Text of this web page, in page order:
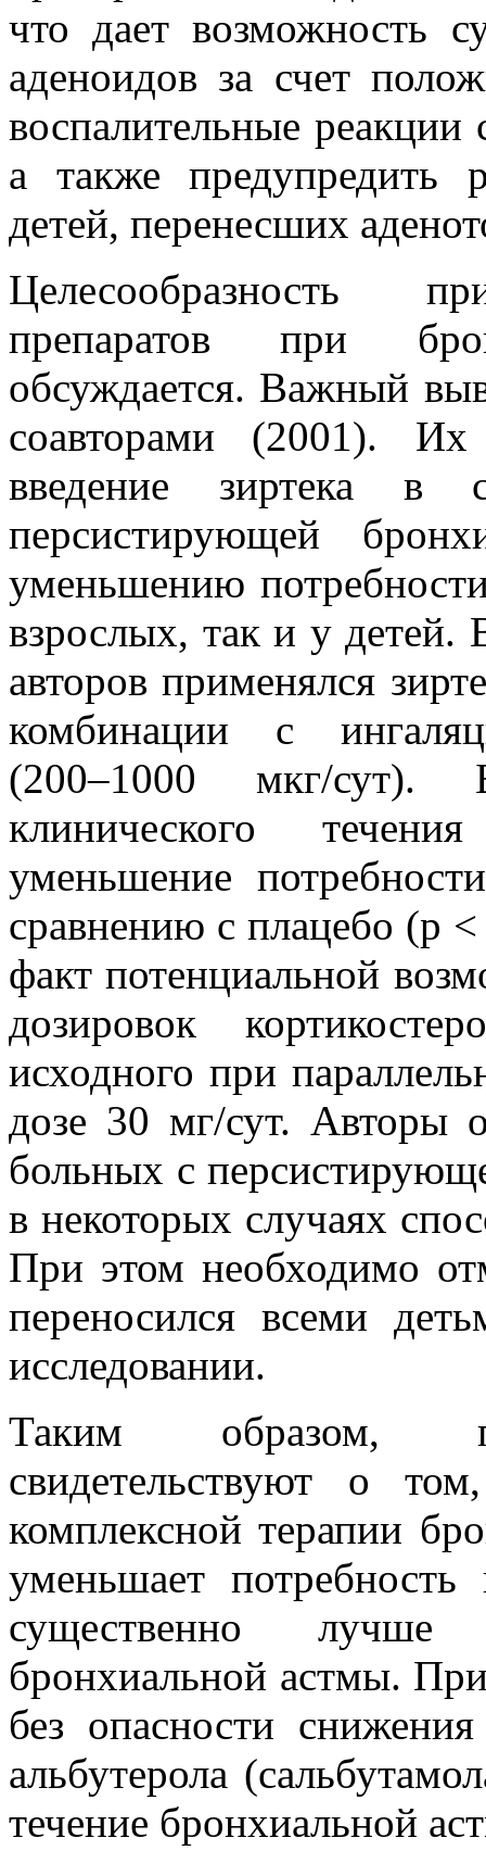
что дает возможность
аденоидов за счет
воспалительные
а также предупредить
детей, перенесших
Целесообразность
препаратов при
обсуждается. Важный
соавторами (2001). Их
введение зиртека в
персистирующей
уменьшению
взрослых, так и у детей.
авторов применялся
комбинации с
(200–1000 мкг/сут).
клинического
уменьшение
сравнению с плацебо (p
факт потенциальной
дозировок
исходного при
дозе 30 мг/сут. Авторы
больных с
в некоторых случаях
При этом необходимо
переносился всеми
исследовании.
Таким образом,
свидетельствуют о
комплексной терапии
уменьшает
существенно лучше
бронхиальной астмы.
без опасности
альбутерола
течение бронхиальной